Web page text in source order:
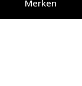
Merken